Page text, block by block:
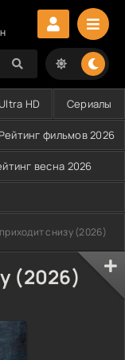
HD Сериалы
Рейтинг фильмов 2026
весна 2026
снизу (2026)
(2026)